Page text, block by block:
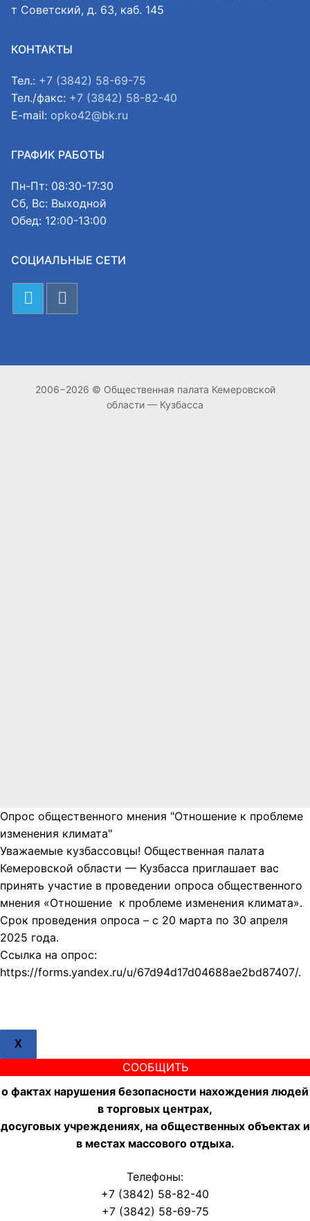
т Советский, д. 63, каб. 145
КОНТАКТЫ
Тел.: +7 (3842) 58-69-75
Тел./факс: +7 (3842) 58-82-40
E-mail: opko42@bk.ru
ГРАФИК РАБОТЫ
Пн-Пт: 08:30-17:30
Сб, Вс: Выходной
Обед: 12:00-13:00
СОЦИАЛЬНЫЕ СЕТИ
2006−2026 © Общественная палата Кемеровской
области — Кузбасса
Опрос общественного мнения "Отношение к проблеме
изменения климата"
Уважаемые кузбассовцы! Общественная палата
Кемеровской области — Кузбасса приглашает вас
принять участие в проведении опроса общественного
мнения «Отношение к проблеме изменения климата».
Срок проведения опроса – с 20 марта по 30 апреля
2025 года.
Ссылка на опрос:
https://forms.yandex.ru/u/67d94d17d04688ae2bd87407/.
X
СООБЩИТЬ
о фактах нарушения безопасности нахождения людей
в торговых центрах,
досуговых учреждениях, на общественных объектах и
в местах массового отдыха.
Телефоны:
+7 (3842) 58-82-40
+7 (3842) 58-69-75